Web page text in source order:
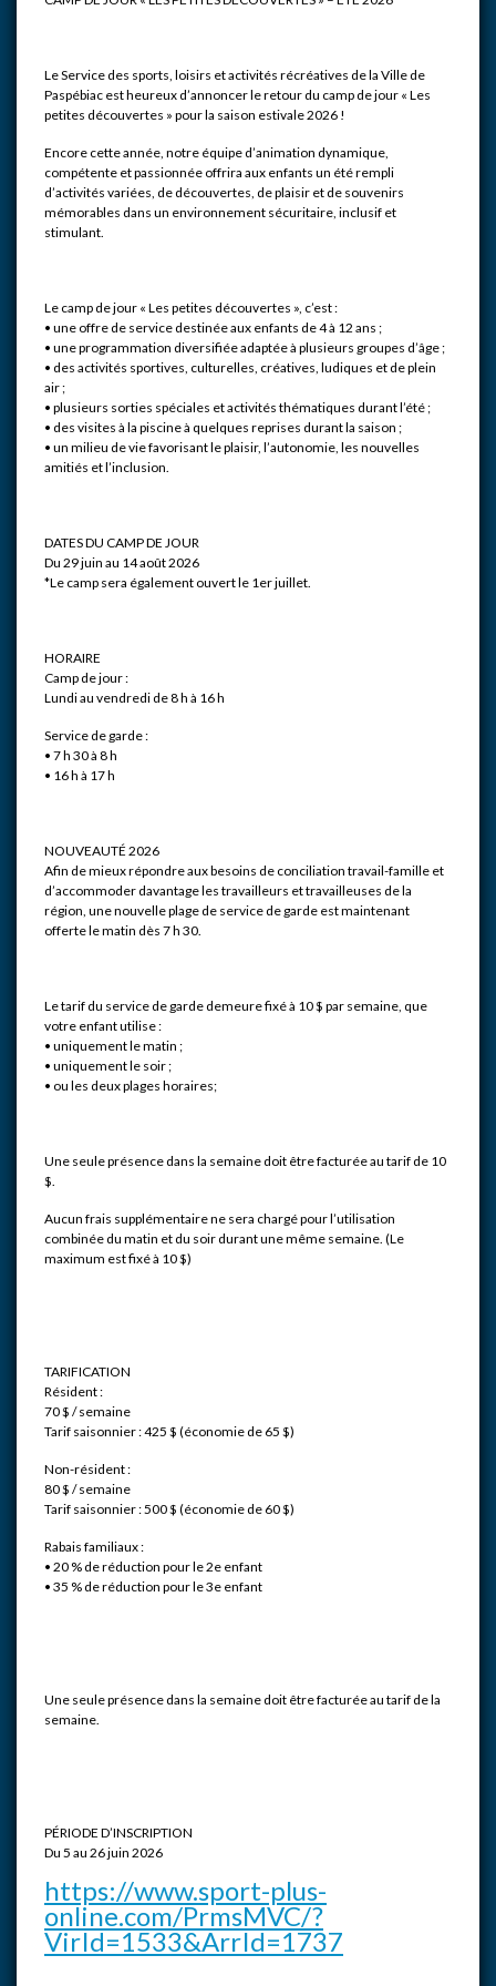
Le Service des sports, loisirs et activités récréatives de la Ville de
Paspébiac est heureux d’annoncer le retour du camp de jour « Les
petites découvertes » pour la saison estivale 2026 !
Encore cette année, notre équipe d’animation dynamique,
compétente et passionnée offrira aux enfants un été rempli
d’activités variées, de découvertes, de plaisir et de souvenirs
mémorables dans un environnement sécuritaire, inclusif et
stimulant.
Le camp de jour « Les petites découvertes », c’est :
• une offre de service destinée aux enfants de 4 à 12 ans ;
• une programmation diversifiée adaptée à plusieurs groupes d’âge ;
• des activités sportives, culturelles, créatives, ludiques et de plein
air ;
• plusieurs sorties spéciales et activités thématiques durant l’été ;
• des visites à la piscine à quelques reprises durant la saison ;
• un milieu de vie favorisant le plaisir, l’autonomie, les nouvelles
amitiés et l’inclusion.
DATES DU CAMP DE JOUR
Du 29 juin au 14 août 2026
*Le camp sera également ouvert le 1er juillet.
HORAIRE
Camp de jour :
Lundi au vendredi de 8 h à 16 h
Service de garde :
• 7 h 30 à 8 h
• 16 h à 17 h
NOUVEAUTÉ 2026
Afin de mieux répondre aux besoins de conciliation travail-famille et
d’accommoder davantage les travailleurs et travailleuses de la
région, une nouvelle plage de service de garde est maintenant
offerte le matin dès 7 h 30.
Le tarif du service de garde demeure fixé à 10 $ par semaine, que
votre enfant utilise :
• uniquement le matin ;
• uniquement le soir ;
• ou les deux plages horaires;
Une seule présence dans la semaine doit être facturée au tarif de 10
$.
Aucun frais supplémentaire ne sera chargé pour l’utilisation
combinée du matin et du soir durant une même semaine. (Le
maximum est fixé à 10 $)
TARIFICATION
Résident :
70 $ / semaine
Tarif saisonnier : 425 $ (économie de 65 $)
Non-résident :
80 $ / semaine
Tarif saisonnier : 500 $ (économie de 60 $)
Rabais familiaux :
• 20 % de réduction pour le 2e enfant
• 35 % de réduction pour le 3e enfant
Une seule présence dans la semaine doit être facturée au tarif de la
semaine.
PÉRIODE D’INSCRIPTION
Du 5 au 26 juin 2026
https://www.sport-plus-
online.com/PrmsMVC/?
VirId=1533&ArrId=1737